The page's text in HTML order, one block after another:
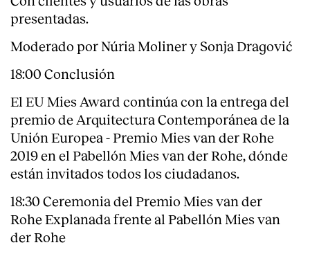
presentadas.
Moderado por Núria Moliner y Sonja Dragović
18:00 Conclusión
El EU Mies Award continúa con la entrega del
premio de Arquitectura Contemporánea de la
Unión Europea - Premio Mies van der Rohe
2019 en el Pabellón Mies van der Rohe, dónde
están invitados todos los ciudadanos.
18:30 Ceremonia del Premio Mies van der
Rohe Explanada frente al Pabellón Mies van
der Rohe